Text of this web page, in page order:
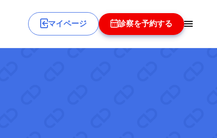
マイページ 診察を予約する